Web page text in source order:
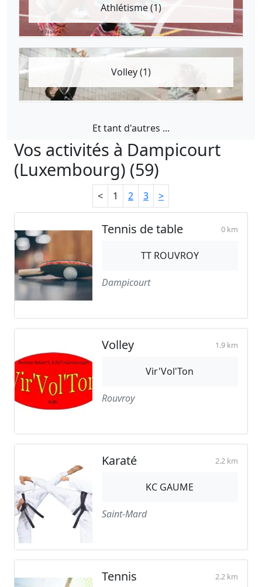
Athlétisme (1)
Volley (1)
Et tant d'autres ...
Vos activités à Dampicourt
(Luxembourg) (59)
< 1 2 3 >
Tennis de table 0 km
TT ROUVROY
Dampicourt
Volley 1.9 km
Vir'Vol'Ton
Rouvroy
Karaté 2.2 km
KC GAUME
Saint-Mard
Tennis 2.2 km